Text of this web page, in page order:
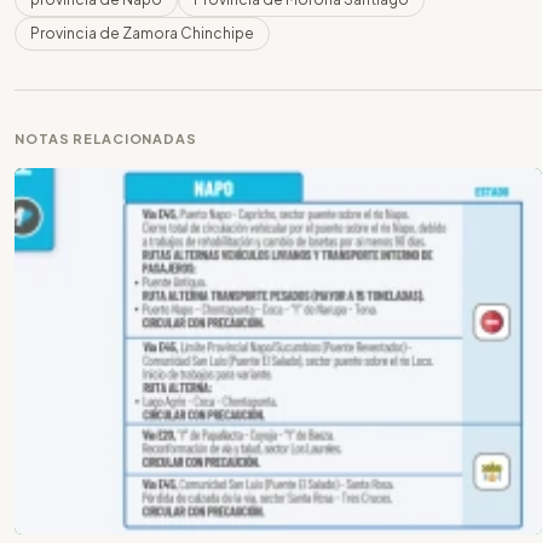
Provincia de Zamora Chinchipe
NOTAS RELACIONADAS